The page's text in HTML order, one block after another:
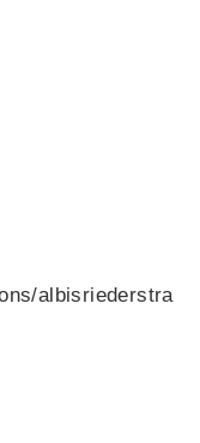
albisriederstra